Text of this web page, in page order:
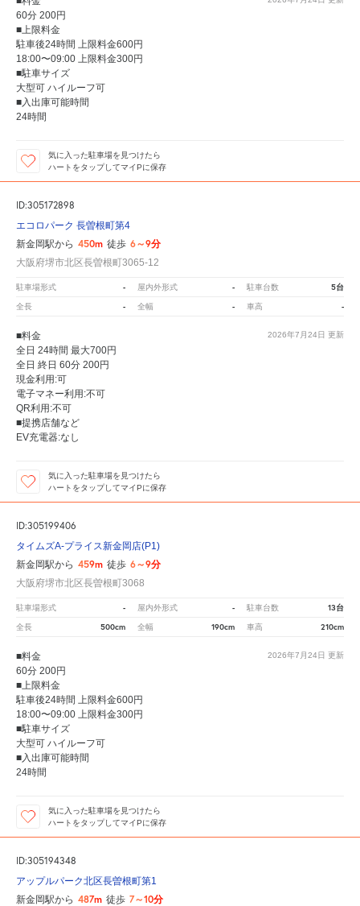
60分 200円
■上限料金
駐車後24時間 上限料金600円
18:00〜09:00 上限料金300円
■駐車サイズ
大型可 ハイルーフ可
■入出庫可能時間
24時間
気に入った駐車場を見つけたら
ハートをタップしてマイPに保存
ID:305172898
エコロパーク 長曽根町第4
新金岡駅から 450m 徒歩 6～9分
大阪府堺市北区長曽根町3065-12
駐車場形式 - 屋内外形式 - 駐車台数 5台
全長 - 全幅 - 車高 -
2026年7月24日 更新
■料金
全日 24時間 最大700円
全日 終日 60分 200円
現金利用:可
電子マネー利用:不可
QR利用:不可
■提携店舗など
EV充電器:なし
気に入った駐車場を見つけたら
ハートをタップしてマイPに保存
ID:305199406
タイムズA-プライス新金岡店(P1)
新金岡駅から 459m 徒歩 6～9分
大阪府堺市北区長曽根町3068
駐車場形式 - 屋内外形式 - 駐車台数 13台
全長 500cm 全幅 190cm 車高 210cm
2026年7月24日 更新
■料金
60分 200円
■上限料金
駐車後24時間 上限料金600円
18:00〜09:00 上限料金300円
■駐車サイズ
大型可 ハイルーフ可
■入出庫可能時間
24時間
気に入った駐車場を見つけたら
ハートをタップしてマイPに保存
ID:305194348
アップルパーク北区長曽根町第1
新金岡駅から 487m 徒歩 7～10分